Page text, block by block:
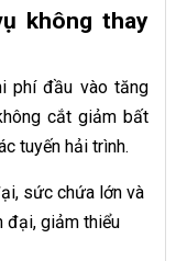
không thay
phí đầu vào tăng
cắt giảm bất
tuyến hải trình.
sức chứa lớn và
đại, giảm thiểu